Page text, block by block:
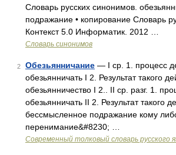
Словарь русских синонимов.
подражание • копирование Словарь
Контекст 5.0 Информатик. 2012 …
Словарь синонимов
2 Обезьянничание — I ср. 1. процесс
обезьянничать I 2. Результат такого
обезьянничество I 2.. II ср. разг. 1.
обезьянничать II 2. Результат такого
бессмысленное подражание кому
перенимание&#8230; …
Современный толковый словарь русского